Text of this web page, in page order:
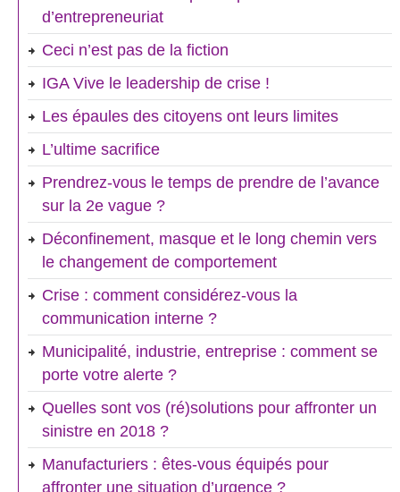
d’entrepreneuriat
Ceci n’est pas de la fiction
IGA Vive le leadership de crise !
Les épaules des citoyens ont leurs limites
L’ultime sacrifice
Prendrez-vous le temps de prendre de l’avance
sur la 2e vague ?
Déconfinement, masque et le long chemin vers
le changement de comportement
Crise : comment considérez-vous la
communication interne ?
Municipalité, industrie, entreprise : comment se
porte votre alerte ?
Quelles sont vos (ré)solutions pour affronter un
sinistre en 2018 ?
Manufacturiers : êtes-vous équipés pour
affronter une situation d’urgence ?